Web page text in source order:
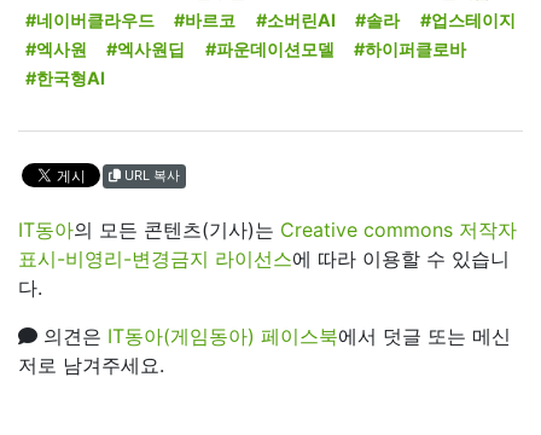
#네이버클라우드
#바르코 #소버린AI #솔라
#업스테이지
#엑사원
#엑사원딥 #파운데이션모델
#하이퍼클로바
#한국형AI
URL 복사
IT동아의 모든 콘텐츠(기사)는 Creative commons 저작자
표시-비영리-변경금지 라이선스에 따라 이용할 수 있습니
다.
의견은 IT동아(게임동아) 페이스북에서 덧글 또는 메신
저로 남겨주세요.